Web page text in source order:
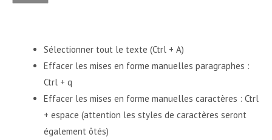
Sélectionner tout le texte (Ctrl + A)
Effacer les mises en forme manuelles paragraphes :
Ctrl + q
Effacer les mises en forme manuelles caractères : Ctrl
+ espace (attention les styles de caractères seront
également ôtés)